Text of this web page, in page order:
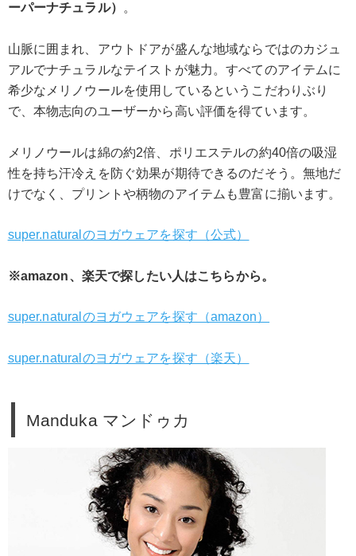
ーパーナチュラル）
。
山脈に囲まれ、アウトドアが盛んな地域ならではのカジュ
アルでナチュラルなテイストが魅力。すべてのアイテムに
希少なメリノウールを使用しているというこだわりぶり
で、本物志向のユーザーから高い評価を得ています。
メリノウールは綿の約2倍、ポリエステルの約40倍の吸湿
性を持ち汗冷えを防ぐ効果が期待できるのだそう。無地だ
けでなく、プリントや柄物のアイテムも豊富に揃います。
super.naturalのヨガウェアを探す（公式）
※amazon、楽天で探したい人はこちらから。
super.naturalのヨガウェアを探す（amazon）
super.naturalのヨガウェアを探す（楽天）
Manduka マンドゥカ